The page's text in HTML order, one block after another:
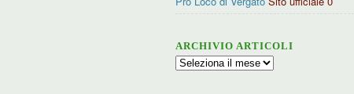
ARCHIVIO ARTICOLI
Archivio